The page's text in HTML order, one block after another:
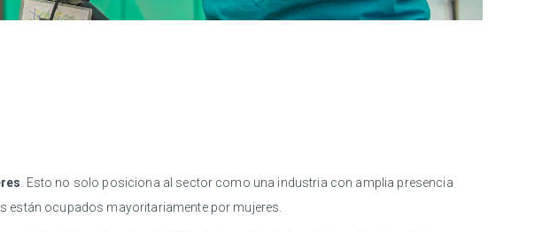
. Esto no solo posiciona al sector como una industria con amplia presencia
ocupados mayoritariamente por mujeres.